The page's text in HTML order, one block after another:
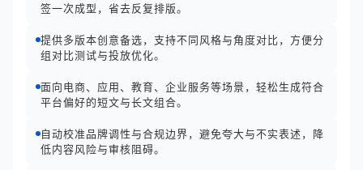
签一次成型，省去反复排版。
提供多版本创意备选，支持不同风格与角度对比，方便分
组对比测试与投放优化。
面向电商、应用、教育、企业服务等场景，轻松生成符合
平台偏好的短文与长文组合。
自动校准品牌调性与合规边界，避免夸大与不实表述，降
低内容风险与审核阻碍。